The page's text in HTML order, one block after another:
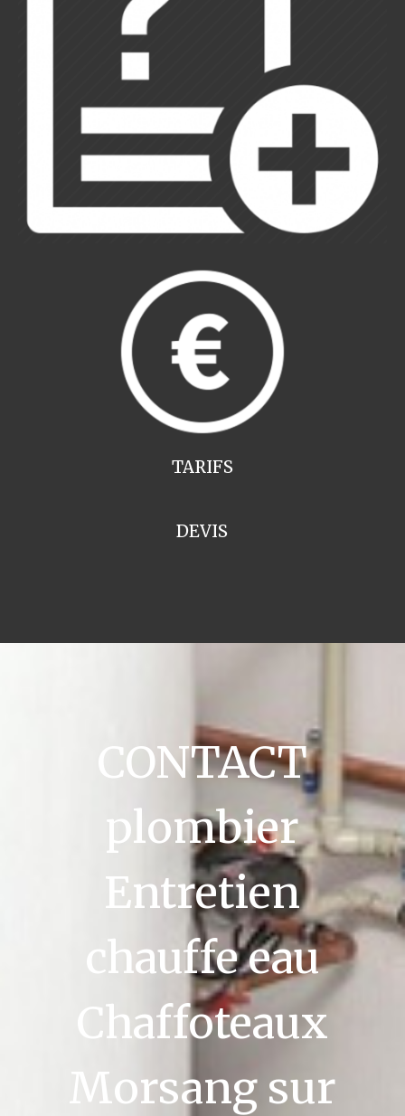
TARIFS
DEVIS
CONTACT
plombier
Entretien
chauffe eau
Chaffoteaux
Morsang sur